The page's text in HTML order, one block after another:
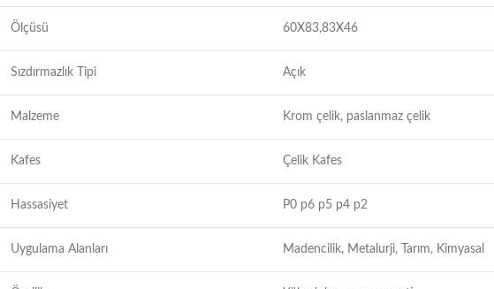
Ölçüsü 60X83,83X46
Sızdırmazlık Tipi Açık
Malzeme Krom çelik, paslanmaz çelik
Kafes Çelik Kafes
Hassasiyet P0 p6 p5 p4 p2
Uygulama Alanları Madencilik, Metalurji, Tarım, Kimyasal